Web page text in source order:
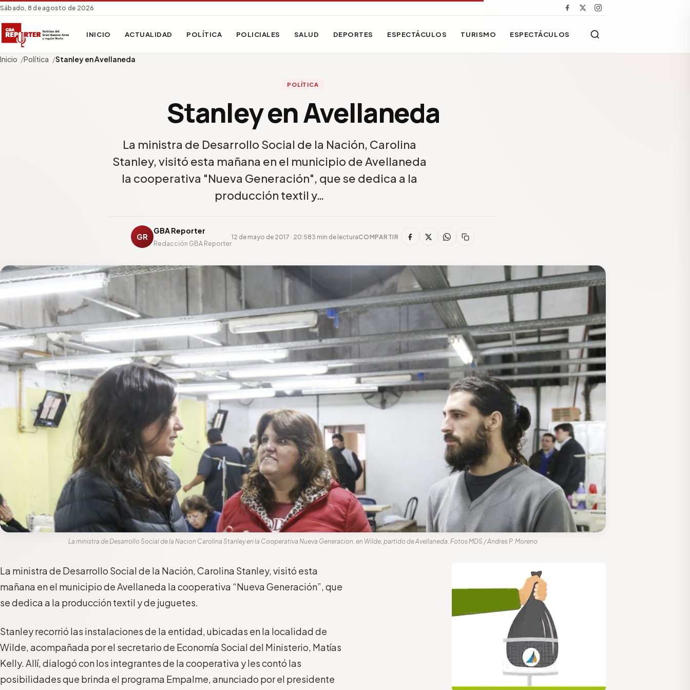
Sábado, 8 de agosto de 2026
INICIO ACTUALIDAD POLÍTICA POLICIALES SALUD DEPORTES ESPECTÁCULOS TURISMO ESPECTÁCULOS
Inicio Política Stanley en Avellaneda
POLÍTICA
Stanley en Avellaneda
La ministra de Desarrollo Social de la Nación, Carolina
Stanley, visitó esta mañana en el municipio de Avellaneda
la cooperativa "Nueva Generación", que se dedica a la
producción textil y…
GR
GBA Reporter
Redacción GBA Reporter
12 de mayo de 2017 · 20:583 min de lecturaCOMPARTIR
La ministra de Desarrollo Social de la Nacion Carolina Stanley en la Cooperativa Nueva Generacion, en Wilde, partido de Avellaneda. Fotos MDS / Andres P. Moreno
La ministra de Desarrollo Social de la Nación, Carolina Stanley, visitó esta
mañana en el municipio de Avellaneda la cooperativa “Nueva Generación”, que
se dedica a la producción textil y de juguetes.
Stanley recorrió las instalaciones de la entidad, ubicadas en la localidad de
Wilde, acompañada por el secretario de Economía Social del Ministerio, Matías
Kelly. Allí, dialogó con los integrantes de la cooperativa y les contó las
posibilidades que brinda el programa Empalme, anunciado por el presidente